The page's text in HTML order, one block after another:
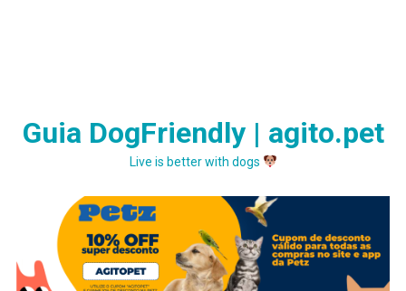
Guia DogFriendly | agito.pet
Live is better with dogs